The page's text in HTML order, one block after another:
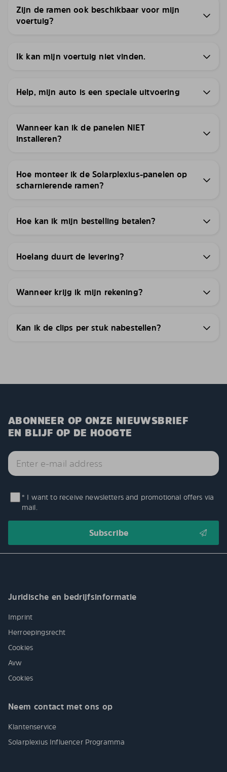
Zijn de ramen ook beschikbaar voor mijn
voertuig?
Ik kan mijn voertuig niet vinden.
Help, mijn auto is een speciale uitvoering
Wanneer kan ik de panelen NIET
installeren?
Hoe monteer ik de Solarplexius-panelen op
scharnierende ramen?
Hoe kan ik mijn bestelling betalen?
Hoelang duurt de levering?
Wanneer krijg ik mijn rekening?
Kan ik de clips per stuk nabestellen?
ABONNEER OP ONZE NIEUWSBRIEF
EN BLIJF OP DE HOOGTE
* I want to receive newsletters and promotional offers via
mail.
Juridische en bedrijfsinformatie
Imprint
Herroepingsrecht
Cookies
Avw
Cookies
Neem contact met ons op
Klantenservice
Solarplexius Influencer Programma